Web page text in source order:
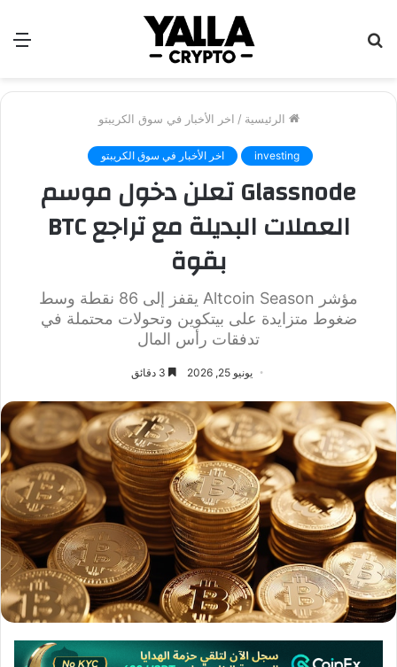
الرئيسية / اخر الأخبار في سوق الكريبتو
investing اخر الأخبار في سوق الكريبتو
Glassnode تعلن دخول موسم
العملات البديلة مع تراجع BTC
بقوة
مؤشر Altcoin Season يقفز إلى 86 نقطة وسط
ضغوط متزايدة على بيتكوين وتحولات محتملة في
تدفقات رأس المال
يونيو 25, 2026